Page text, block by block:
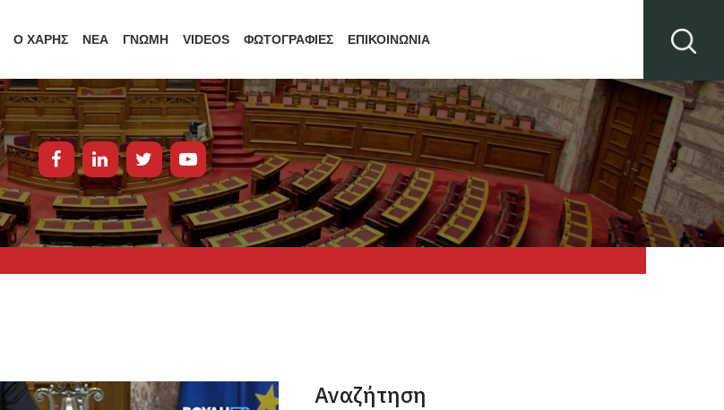
Ο ΧΑΡΗΣ ΝΕΑ ΓΝΩΜΗ VIDEOS ΦΩΤΟΓΡΑΦΙΕΣ ΕΠΙΚΟΙΝΩΝΙΑ
Αναζήτηση